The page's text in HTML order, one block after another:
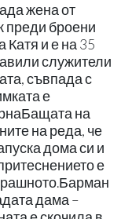
жена от
преди броени
Катя и е на 35
служители
съвпада с
е
на
на реда, че
дома си и
е
дама –